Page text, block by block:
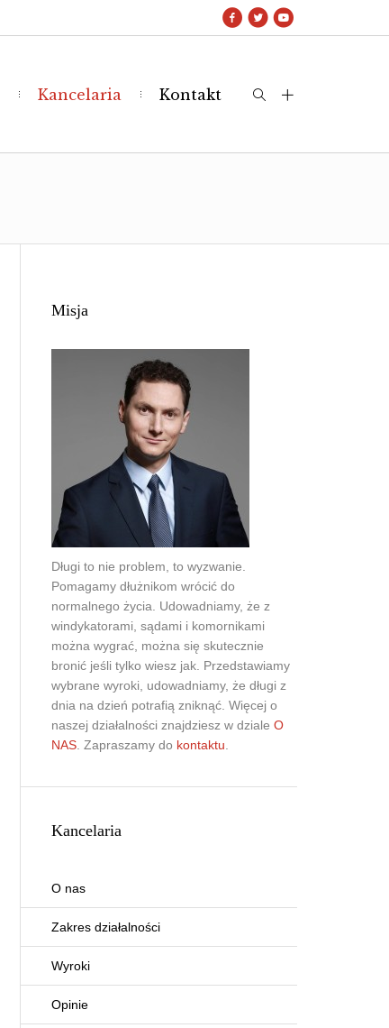
Obrona w sądzie
Reprezentacja procesowa
Kancelaria Kontakt
Misja
Długi to nie problem, to wyzwanie.
Pomagamy dłużnikom wrócić do
normalnego życia. Udowadniamy, że z
windykatorami, sądami i komornikami
można wygrać, można się skutecznie
bronić jeśli tylko wiesz jak. Przedstawiamy
wybrane wyroki, udowadniamy, że długi z
dnia na dzień potrafią zniknąć. Więcej o
naszej działalności znajdziesz w dzialeO
NAS . Zapraszamy do kontaktu
Kancelaria
O nas
Zakres działalności
Wyroki
Opinie